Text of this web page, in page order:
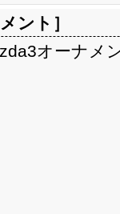
ント ］
オーナメ